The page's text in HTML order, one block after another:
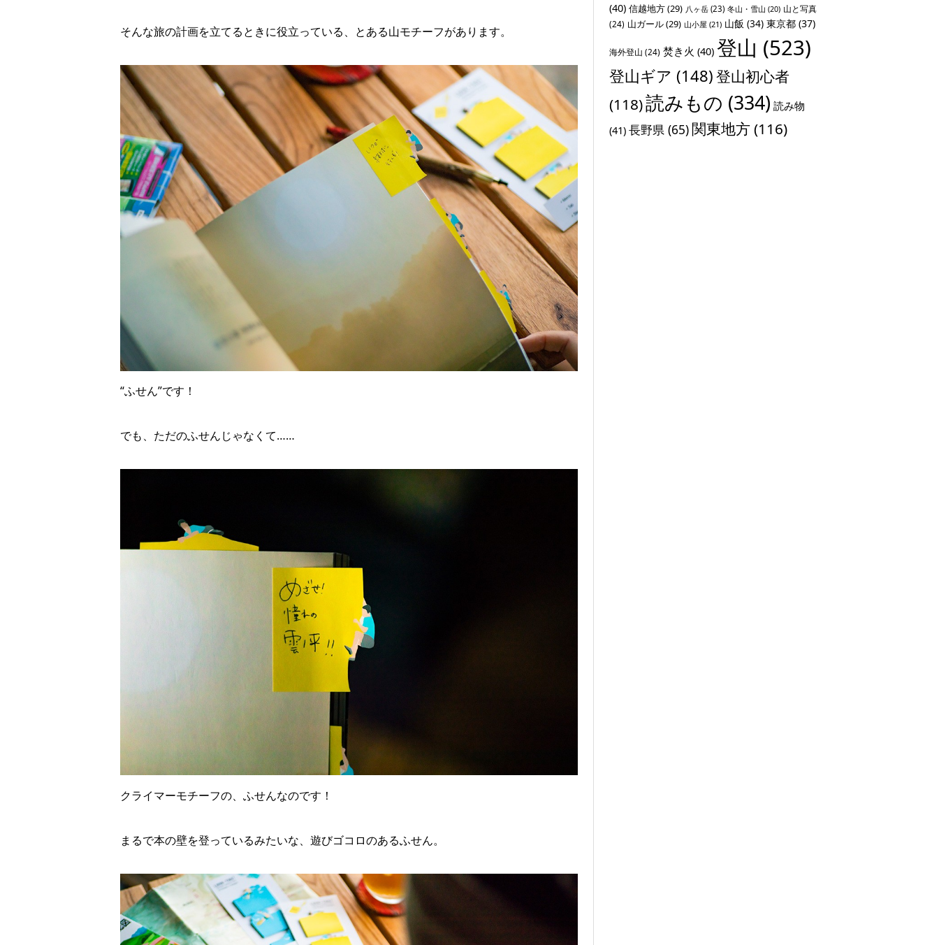
そんな旅の計画を立てるときに役立っている、とある山モチーフがあります。
“ふせん”です！
でも、ただのふせんじゃなくて……
クライマーモチーフの、ふせんなのです！
まるで本の壁を登っているみたいな、遊びゴコロのあるふせん。
(40) 信越地方(29) 八ヶ岳 (23) 冬山・雪山 (20) 山と写真
(24) 山ガール(29) 山小屋 (21) 山飯 (34) 東京都 (37)
海外登山 (24) 焚き火 (40) 登山 (523)
登山ギア (148)登山初心者
(118)読みもの (334) 読み物
(41) 長野県 (65)関東地方(116)